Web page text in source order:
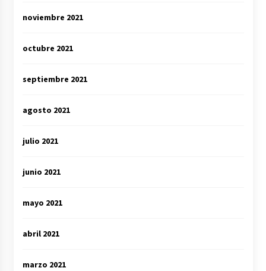
noviembre 2021
octubre 2021
septiembre 2021
agosto 2021
julio 2021
junio 2021
mayo 2021
abril 2021
marzo 2021